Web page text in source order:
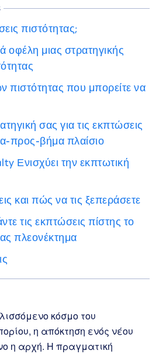
πιστότητας;
οφέλη μιας στρατηγικής
πιστότητας που μπορείτε να
σας για τις εκπτώσεις
προς-βήμα πλαίσιο
Ενισχύει την εκπτωτική
και πώς να τις ξεπεράσετε
τις εκπτώσεις πίστης το
πλεονέκτημα
κόσμο του
η απόκτηση ενός νέου
η αρχή. Η πραγματική